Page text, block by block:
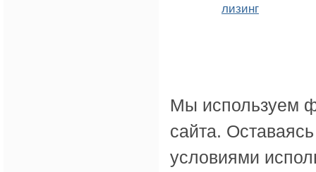
Мы используем
сайта.
условиями